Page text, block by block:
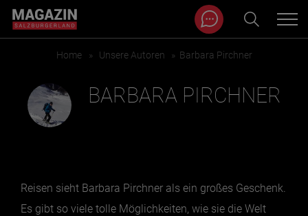
Magazin durchsuchen...
Home » Unsere Autoren » Barbara Pirchner
BARBARA PIRCHNER
Reisen sieht Barbara Pirchner als ein großes Geschenk.
Es gibt so viele tolle Möglichkeiten, wie sie die Welt